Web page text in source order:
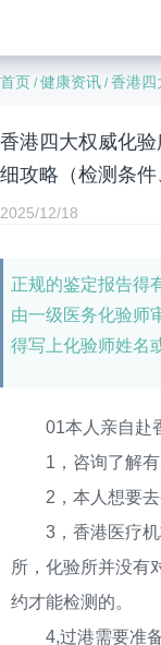
首页 /健康资讯 /香港四大权
香港四大权威化验
细攻略（检测条件
2025/12/18
正规的鉴定报告得
由一级医务化验师
得写上化验师姓名
01本人亲自赴
1，咨询了解有
2，本人想要去
3，香港医疗机
所，化验所并没有
约才能检测的。
4,过港需要准备